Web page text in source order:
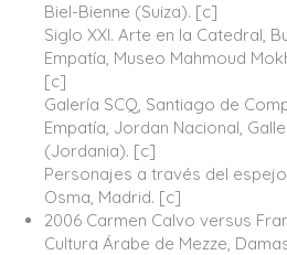
Biel-Bienne (Suiza). [c]
Siglo XXI. Arte en la Catedral,
Empatía, Museo Mahmoud
[c]
Galería SCQ, Santiago de
Empatía, Jordan Nacional,
(Jordania). [c]
Personajes a través del
Osma, Madrid. [c]
2006 Carmen Calvo versus
Cultura Árabe de Mezze,